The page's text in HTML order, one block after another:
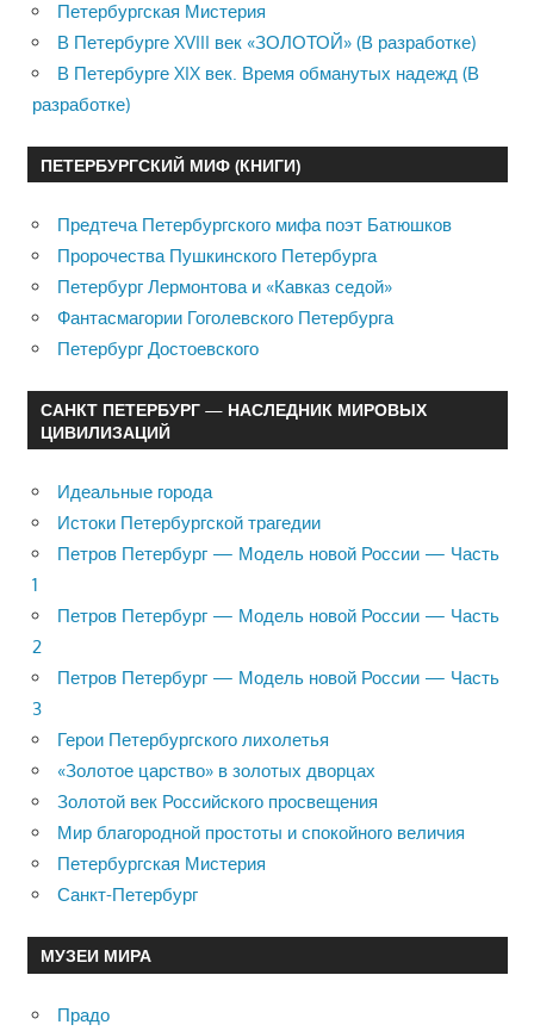
Петербургская Мистерия
В Петербурге XVIII век «ЗОЛОТОЙ» (В разработке)
В Петербурге XIX век. Время обманутых надежд (В
разработке)
ПЕТЕРБУРГСКИЙ МИФ (КНИГИ)
Предтеча Петербургского мифа поэт Батюшков
Пророчества Пушкинского Петербурга
Петербург Лермонтова и «Кавказ седой»
Фантасмагории Гоголевского Петербурга
Петербург Достоевского
САНКТ ПЕТЕРБУРГ — НАСЛЕДНИК МИРОВЫХ
ЦИВИЛИЗАЦИЙ
Идеальные города
Истоки Петербургской трагедии
Петров Петербург — Модель новой России — Часть
1
Петров Петербург — Модель новой России — Часть
2
Петров Петербург — Модель новой России — Часть
3
Герои Петербургского лихолетья
«Золотое царство» в золотых дворцах
Золотой век Российского просвещения
Мир благородной простоты и спокойного величия
Петербургская Мистерия
Санкт-Петербург
МУЗЕИ МИРА
Прадо